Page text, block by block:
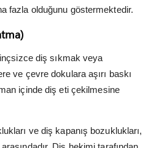
fazla olduğunu göstermektedir.
diş sıkmak veya
ve çevre dokulara aşırı baskı
içinde diş eti çekilmesine
ve diş kapanış bozuklukları,